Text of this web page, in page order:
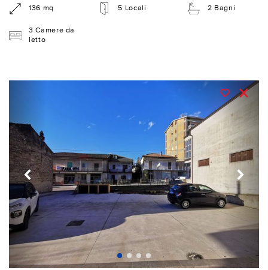
136 mq 5 Locali 2 Bagni
3 Camere da
letto